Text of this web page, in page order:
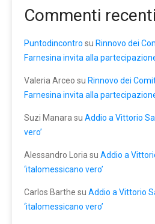
Commenti recenti
Puntodincontro su Rinnovo dei
Farnesina invita alla
Valeria Arceo su Rinnovo dei
Farnesina invita alla
Suzi Manara su Addio a Vittorio
vero’
Alessandro Loria su Addio a
‘italomessicano vero’
Carlos Barthe su Addio a Vittorio
‘italomessicano vero’